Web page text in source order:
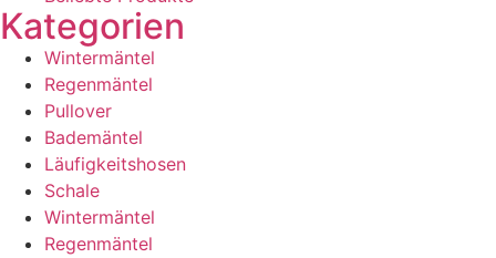
Kategorien
Wintermäntel
Regenmäntel
Pullover
Bademäntel
Läufigkeitshosen
Schale
Wintermäntel
Regenmäntel